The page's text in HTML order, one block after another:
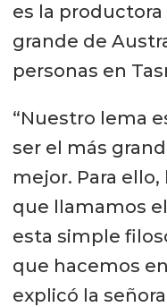
es la
grande de
personas en
“Nuestro lema
ser el más
mejor. Para
que llamamos
esta simple
que hacemos
explicó la